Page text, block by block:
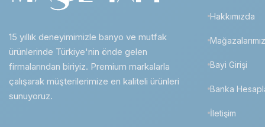
15 yıllık deneyimimizle banyo ve mutfak
ürünlerinde Türkiye'nin önde gelen
firmalarından biriyiz. Premium markalarla
çalışarak müşterilerimize en kaliteli ürünleri
sunuyoruz.
Hakkımızda
Mağazalarımız
Bayi Girişi
Banka
İletişim